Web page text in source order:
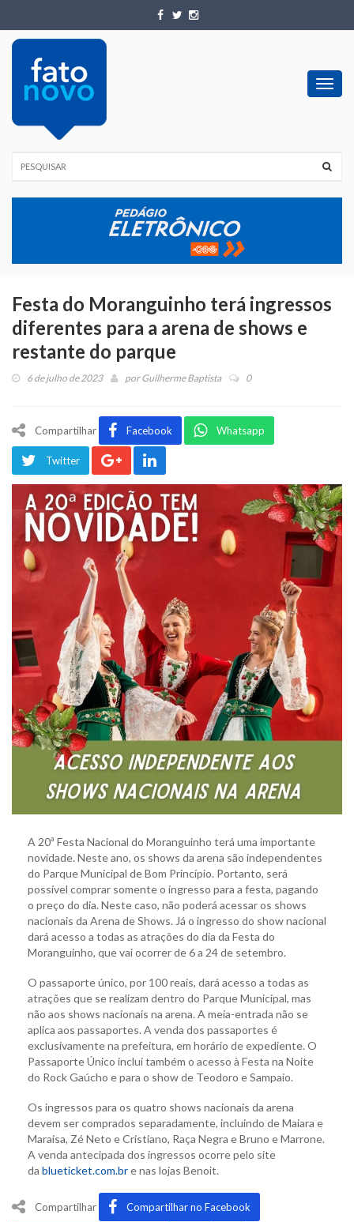
Festa do Moranguinho terá ingressos
diferentes para a arena de shows e
restante do parque
6 de julho de 2023 porGuilherme Baptista 0
Compartilhar Facebook Whatsapp
Twitter
A 20ª Festa Nacional do Moranguinho terá uma importante
novidade. Neste ano, os shows da arena são independentes
do Parque Municipal de Bom Princípio. Portanto, será
possível comprar somente o ingresso para a festa, pagando
o preço do dia. Neste caso, não poderá acessar os shows
nacionais da Arena de Shows. Já o ingresso do show nacional
dará acesso a todas as atrações do dia da Festa do
Moranguinho, que vai ocorrer de 6 a 24 de setembro.
O passaporte único, por 100 reais, dará acesso a todas as
atrações que se realizam dentro do Parque Municipal, mas
não aos shows nacionais na arena. A meia-entrada não se
aplica aos passaportes. A venda dos passaportes é
exclusivamente na prefeitura, em horário de expediente. O
Passaporte Único inclui também o acesso à Festa na Noite
do Rock Gaúcho e para o show de Teodoro e Sampaio.
Os ingressos para os quatro shows nacionais da arena
devem ser comprados separadamente, incluindo de Maiara e
Maraisa, Zé Neto e Cristiano, Raça Negra e Bruno e Marrone.
A venda antecipada dos ingressos ocorre pelo site
da blueticket.com.bre nas lojas Benoit.
Compartilhar Compartilhar no Facebook